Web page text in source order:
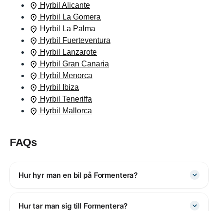
Hyrbil Alicante
Hyrbil La Gomera
Hyrbil La Palma
Hyrbil Fuerteventura
Hyrbil Lanzarote
Hyrbil Gran Canaria
Hyrbil Menorca
Hyrbil Ibiza
Hyrbil Teneriffa
Hyrbil Mallorca
FAQs
Hur hyr man en bil på Formentera?
Hur tar man sig till Formentera?